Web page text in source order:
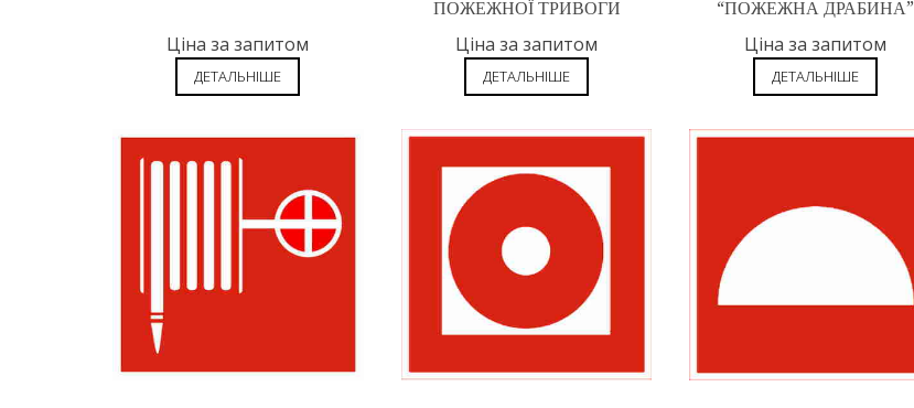
Ціна за запитом
ДЕТАЛЬНІШЕ
ПОЖЕЖНОЇ ТРИВОГИ
Ціна за запитом
ДЕТАЛЬНІШЕ
“ПОЖЕЖНА ДРАБИНА”
Ціна за запитом
ДЕТАЛЬНІШЕ